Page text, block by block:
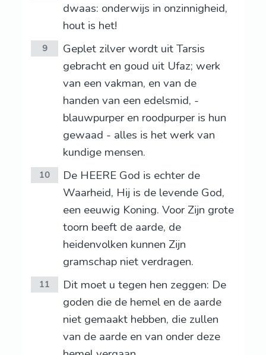
dwaas: onderwijs in onzinnigheid,
hout is het!
9
Geplet zilver wordt uit Tarsis
gebracht en goud uit Ufaz; werk
van een vakman, en van de
handen van een edelsmid, -
blauwpurper en roodpurper is hun
gewaad - alles is het werk van
kundige mensen.
10
De HEERE God is echter de
Waarheid, Hij is de levende God,
een eeuwig Koning. Voor Zijn grote
toorn beeft de aarde, de
heidenvolken kunnen Zijn
gramschap niet verdragen.
11
Dit moet u tegen hen zeggen: De
goden die de hemel en de aarde
niet gemaakt hebben, die zullen
van de aarde en van onder deze